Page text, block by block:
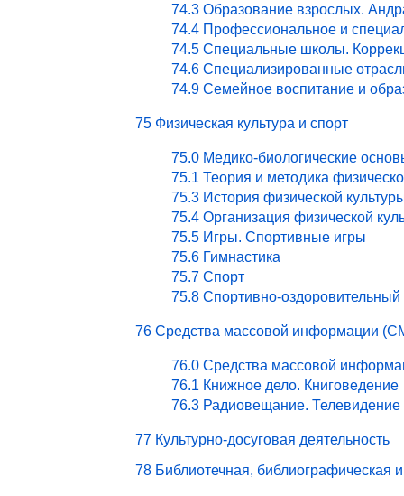
74.3 Образование взрослых.
74.4 Профессиональное и
74.5 Специальные школы.
74.6 Специализированные
74.9 Семейное воспитание и
75 Физическая культура и спорт
75.0 Медико-биологические
75.1 Теория и методика
75.3 История физической
75.4 Организация физической
75.5 Игры. Спортивные игры
75.6 Гимнастика
75.7 Спорт
75.8 Спортивно-
76 Средства массовой информации
76.0 Средства массовой
76.1 Книжное дело. Книговедение
76.3 Радиовещание. Телевидение
77 Культурно-досуговая деятельность
78 Библиотечная, библиографическая